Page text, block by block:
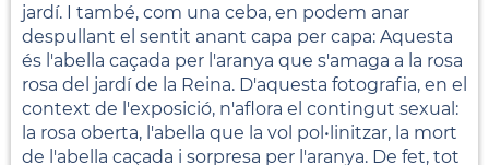
jardí. I també, com una ceba, en podem anar
despullant el sentit anant capa per capa: Aquesta
és l'abella caçada per l'aranya que s'amaga a la rosa
rosa del jardí de la Reina. D'aquesta fotografia, en el
context de l'exposició, n'aflora el contingut sexual:
la rosa oberta, l'abella que la vol pol•linitzar, la mort
de l'abella caçada i sorpresa per l'aranya. De fet, tot